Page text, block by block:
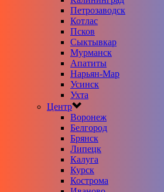
Петрозаводск
Котлас
Псков
Сыктывкар
Мурманск
Апатиты
Нарьян-Мар
Усинск
Ухта
Центр
Воронеж
Белгород
Брянск
Липецк
Калуга
Курск
Кострома